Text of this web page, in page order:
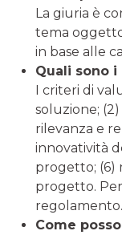
La giuria è
tema
in base alle
Quali sono
I criteri di
soluzione;
rilevanza e
innovatività
progetto; (6)
progetto.
regolamento.
Come